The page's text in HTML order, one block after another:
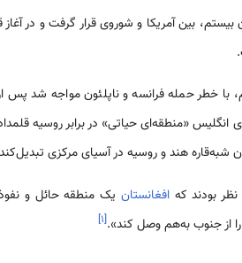
بین آمریکا و شوروی قرار گرفت و در
با خطر حمله فرانسه و ناپلئون مواجه شد پس
انگلیس «منطقه‌ای حیاتی» در برابر روسیه
شبه‌قاره هند و روسیه در آسیای مرکزی
نظر بودند کهافغانستان یک منطقه حائل و
را از جنوب به‌هم وصل کند».[۱]